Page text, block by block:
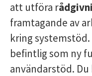
att utföra r
framtagande av
kring systemstöd.
befintlig som ny
användarstöd.